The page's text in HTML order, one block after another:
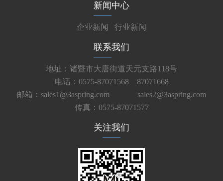
新闻中心
企业新闻 行业新闻
联系我们
地址：诸暨市大唐街道天元支路118号
电话：0575-87071568 87071668
邮箱：sales1@3aspring.com
sales2@3aspring.com
传真：0575-87071577
关注我们